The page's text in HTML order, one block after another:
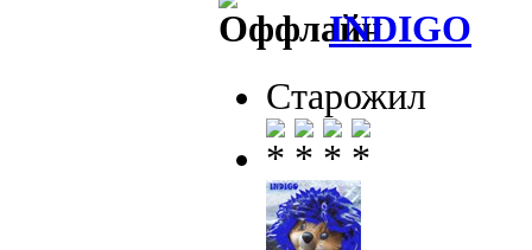
INDIGO
Старожил